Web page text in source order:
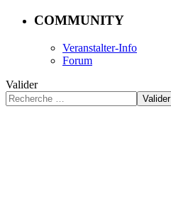
COMMUNITY
Veranstalter-Info
Forum
Valider
Valider